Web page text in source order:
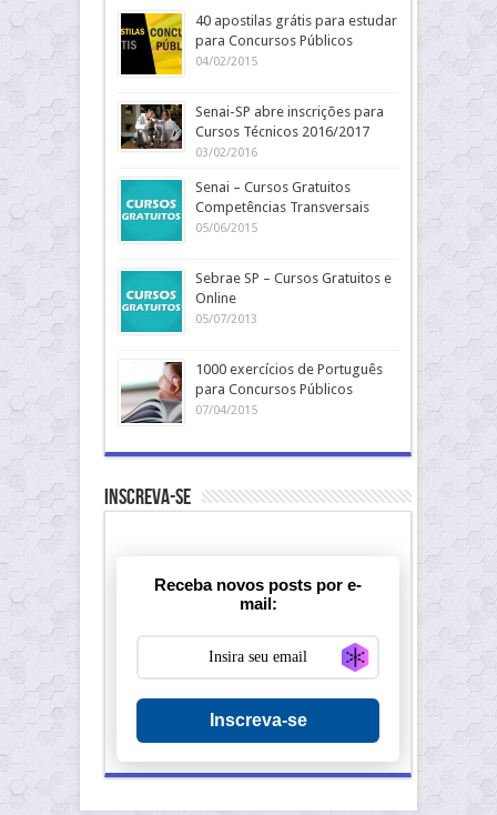
40 apostilas grátis para estudar
para Concursos Públicos
04/02/2015
Senai-SP abre inscrições para
Cursos Técnicos 2016/2017
03/02/2016
Senai – Cursos Gratuitos
Competências Transversais
05/06/2015
Sebrae SP – Cursos Gratuitos e
Online
05/07/2013
1000 exercícios de Português
para Concursos Públicos
07/04/2015
Inscreva-se
Receba novos posts por e-
mail:
Generate new
Inscreva-se